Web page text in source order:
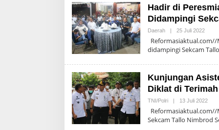
Hadir di
Didampingi
Daerah | 25 Juli 2022Oleh
Reformasiaktual.com//
didampingi Sekcam
Kunjungan
Diklat di
TNI/Polri | 13 Juli 2022Oleh
Reformasiaktual.com//
Sekcam Tallo Nimbrod